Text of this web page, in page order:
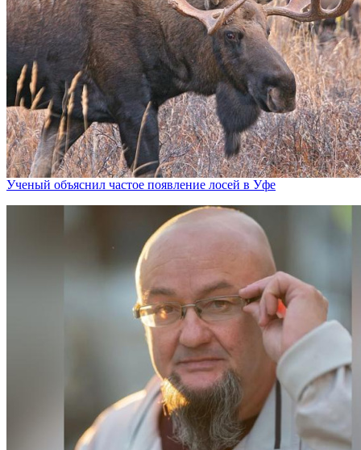
Ученый объяснил частое появление лосей в Уфе